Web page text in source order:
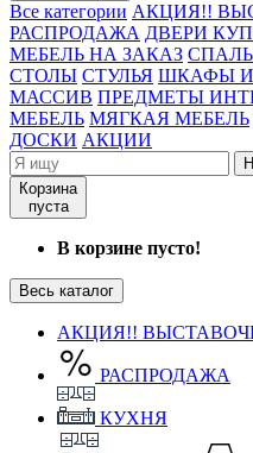
Все категории АКЦИЯ!!
РАСПРОДАЖА ДВЕРИ
МЕБЕЛЬ НА ЗАКАЗ
СТОЛЫ СТУЛЬЯ ШКАФЫ И
МАССИВ ПРЕДМЕТЫ
МЕБЕЛЬ МЯГКАЯ МЕБЕЛЬ
ДОСКИ АКЦИИ
Корзина
пуста
В корзине пусто!
Весь каталог
АКЦИЯ!!
РАСПРОДАЖА
КУХНЯ